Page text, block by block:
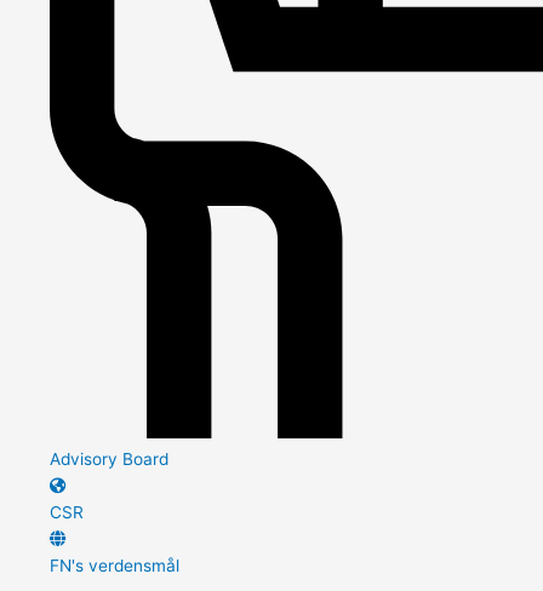
Advisory Board
CSR
FN's verdensmål